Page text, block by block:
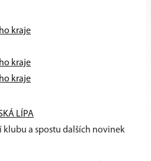
kraje
kraje
kraje
LÍPA
klubu a spostu dalších novinek